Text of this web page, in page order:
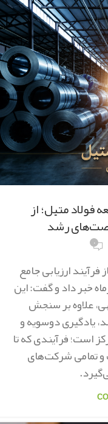
فولاد متیل؛ از
رشد
۰
ارزیابی جامع
خبر داد و گفت: این
علاوه بر سنجش
یادگیری دوسویه و
است؛ فرآیندی که تا
و تمامی شرکت‌های